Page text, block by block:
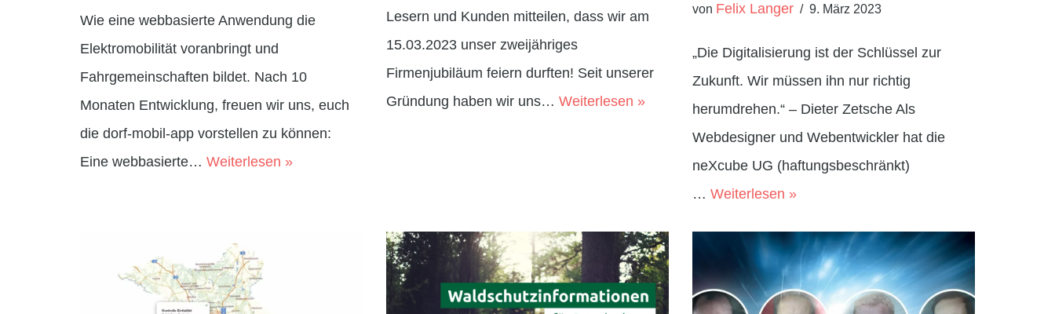
Wie eine webbasierte Anwendung die
Elektromobilität voranbringt und
Fahrgemeinschaften bildet. Nach 10
Monaten Entwicklung, freuen wir uns, euch
die dorf-mobil-app vorstellen zu können:
Eine webbasierte… Weiterlesen »
Lesern und Kunden mitteilen, dass wir am
15.03.2023 unser zweijähriges
Firmenjubiläum feiern durften! Seit unserer
Gründung haben wir uns… Weiterlesen »
von Felix Langer 9. März 2023
„Die Digitalisierung ist der Schlüssel zur
Zukunft. Wir müssen ihn nur richtig
herumdrehen.“ – Dieter Zetsche Als
Webdesigner und Webentwickler hat die
neXcube UG (haftungsbeschränkt)
… Weiterlesen »